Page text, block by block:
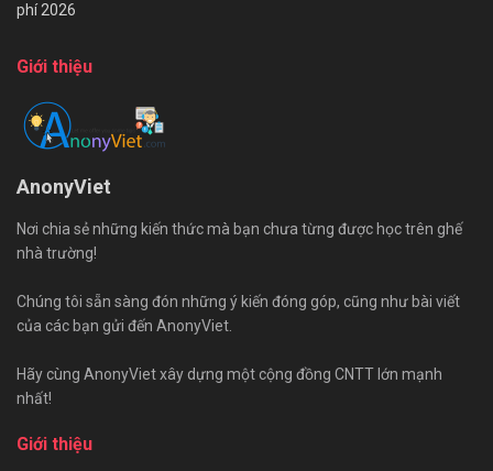
phí 2026
Giới thiệu
AnonyViet
Nơi chia sẻ những kiến thức mà bạn chưa từng được học trên ghế
nhà trường!
Chúng tôi sẵn sàng đón những ý kiến đóng góp, cũng như bài viết
của các bạn gửi đến AnonyViet.
Hãy cùng AnonyViet xây dựng một cộng đồng CNTT lớn mạnh
nhất!
Giới thiệu